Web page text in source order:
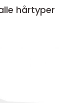
for alle hårtyper